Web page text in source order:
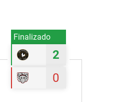
Finalizado
2
0